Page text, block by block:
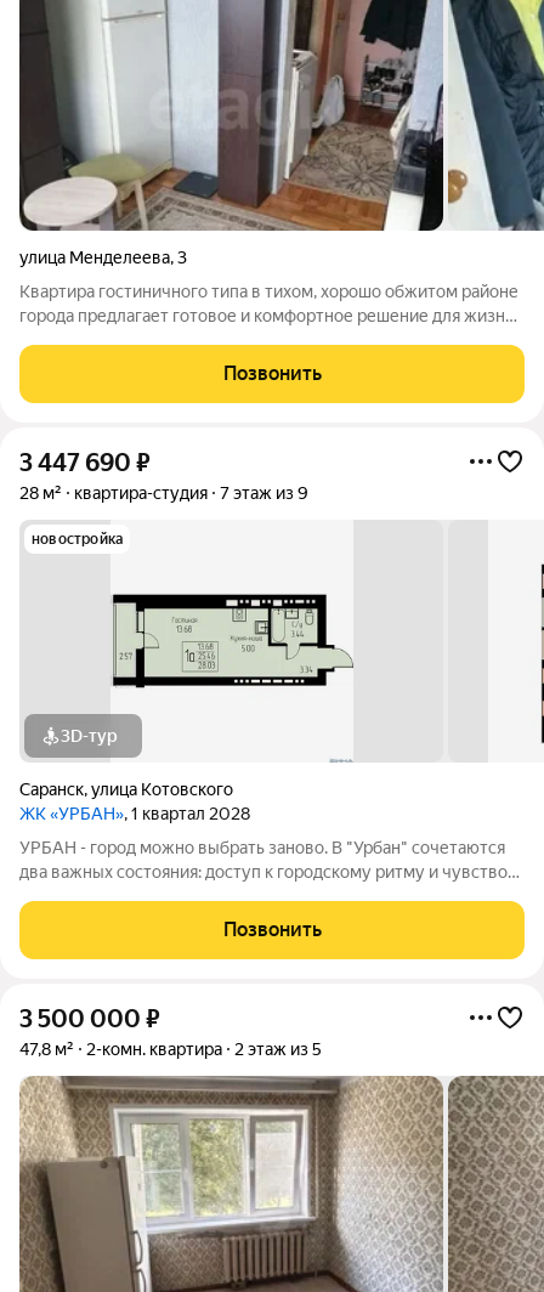
улица Менделеева,3
Квартира гостиничного типа в тихом, хорошо обжитом районе
города предлагает готовое и комфортное решение для жизни.
спокойный двор, что гарантирует отсутствие уличного шума и
излишней суеты. В
Позвонить
3 447 690 ₽
28 м² квартира-студия 7 этаж из 9
новостройка
3D-тур
Саранск,улица Котовского
ЖК «УРБАН», 1 квартал 2028
УРБАН - город можно выбрать заново. В "Урбан" сочетаются
два важных состояния: доступ к городскому ритму и чувство
удобная городская база: понятные маршруты, близость
инфраструктуры,
Позвонить
3 500 000 ₽
47,8 м² 2-комн. квартира 2 этаж из 5